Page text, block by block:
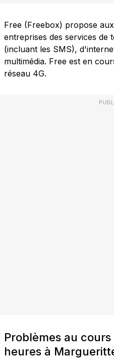
Free (Freebox) propose
entreprises des services de
(incluant les SMS),
multimédia. Free est en
réseau 4G.
Problèmes au
heures à